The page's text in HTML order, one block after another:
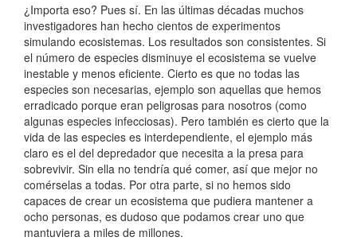
¿Importa eso? Pues sí. En las últimas décadas muchos
investigadores han hecho cientos de experimentos
simulando ecosistemas. Los resultados son consistentes. Si
el número de especies disminuye el ecosistema se vuelve
inestable y menos eficiente. Cierto es que no todas las
especies son necesarias, ejemplo son aquellas que hemos
erradicado porque eran peligrosas para nosotros (como
algunas especies infecciosas). Pero también es cierto que la
vida de las especies es interdependiente, el ejemplo más
claro es el del depredador que necesita a la presa para
sobrevivir. Sin ella no tendría qué comer, así que mejor no
comérselas a todas. Por otra parte, si no hemos sido
capaces de crear un ecosistema que pudiera mantener a
ocho personas, es dudoso que podamos crear uno que
mantuviera a miles de millones.